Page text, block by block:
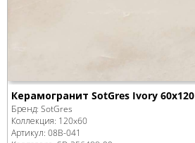
Керамогранит SotGres Ivory 60x120
Бренд: SotGres
Коллекция: 120x60
Артикул: 08B-041